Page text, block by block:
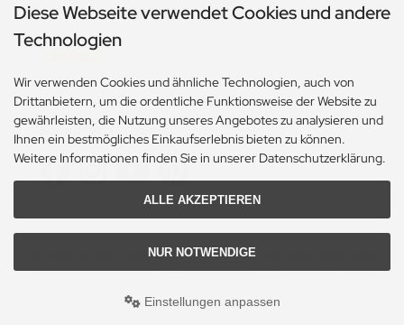
Wir versenden mit
Social Media
Alle Preise inkl. gesetzl. MwSt. zzgl.Versandkosten. Die durchgestrichenen Preise
entsprechen dem bisherigen Preis bei Spülenshop24 - Ihr Fachhandel für Spülen
Spülenshop24 - Ihr Fachhandel für Spülen Armaturen. © 2026 | Template © 2009-2026
Diese Webseite verwendet Cookies und andere
Technologien
Wir verwenden Cookies und ähnliche Technologien, auch von
Drittanbietern, um die ordentliche Funktionsweise der Website zu
gewährleisten, die Nutzung unseres Angebotes zu analysieren und
Ihnen ein bestmögliches Einkaufserlebnis bieten zu können.
Weitere Informationen finden Sie in unserer Datenschutzerklärung.
ALLE AKZEPTIEREN
NUR NOTWENDIGE
Einstellungen anpassen